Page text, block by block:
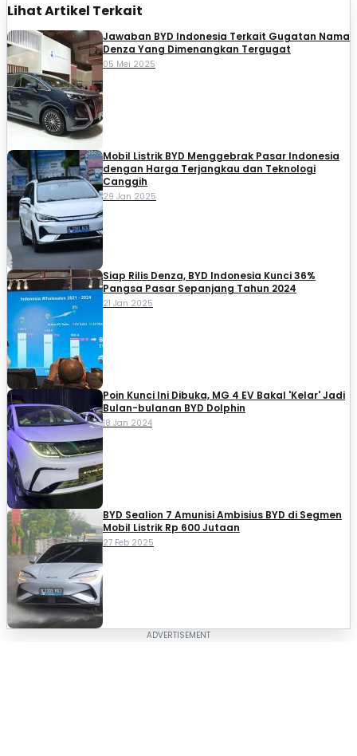
Lihat Artikel Terkait
Jawaban BYD Indonesia Terkait Gugatan Nama
Denza Yang Dimenangkan Tergugat
05 Mei 2025
Mobil Listrik BYD Menggebrak Pasar Indonesia
dengan Harga Terjangkau dan Teknologi
Canggih
29 Jan 2025
Siap Rilis Denza, BYD Indonesia Kunci 36%
Pangsa Pasar Sepanjang Tahun 2024
21 Jan 2025
Poin Kunci Ini Dibuka, MG 4 EV Bakal 'Kelar' Jadi
Bulan-bulanan BYD Dolphin
18 Jan 2024
BYD Sealion 7 Amunisi Ambisius BYD di Segmen
Mobil Listrik Rp 600 Jutaan
27 Feb 2025